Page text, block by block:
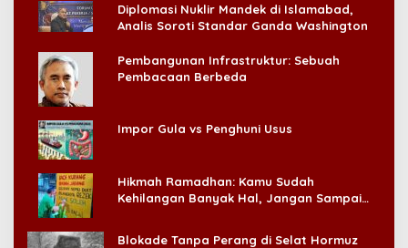
Diplomasi Nuklir Mandek di Islamabad,
Analis Soroti Standar Ganda Washington
Pembangunan Infrastruktur: Sebuah
Pembacaan Berbeda
Impor Gula vs Penghuni Usus
Hikmah Ramadhan: Kamu Sudah
Kehilangan Banyak Hal, Jangan Sampai
Blokade Tanpa Perang di Selat Hormuz